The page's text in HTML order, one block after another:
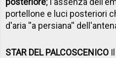
portellone e luci posteriori
d'aria ''a persiana''
STAR DEL PALCOSCENICO